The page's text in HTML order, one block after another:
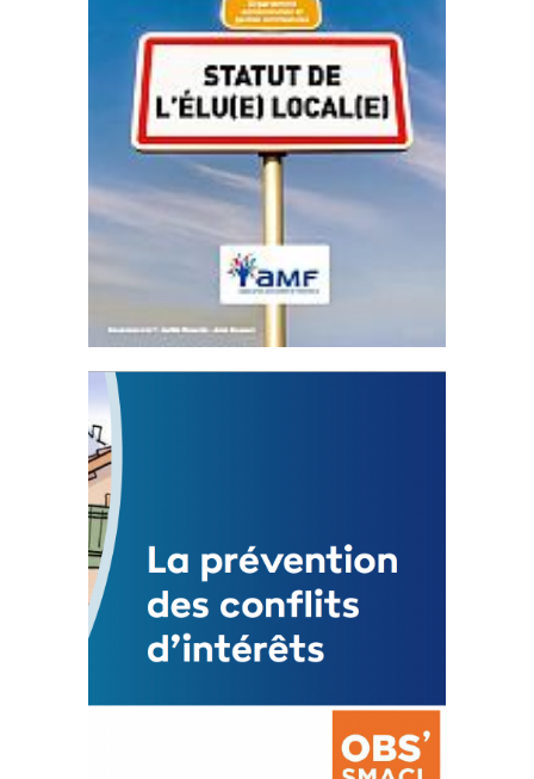
Statut de l’élu local
3 avril 2024
Mise à jour avril 2024
FEUILLETER